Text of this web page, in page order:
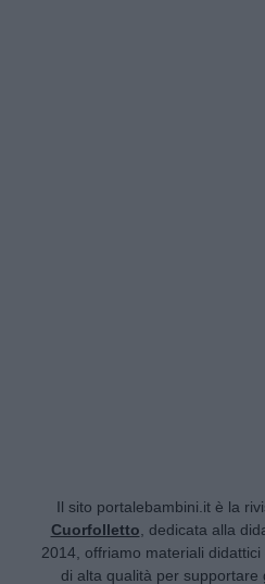
Il sito portalebambini.it è la
Cuorfolletto , dedicata alla
2014, offriamo materiali
di alta qualità per supportare